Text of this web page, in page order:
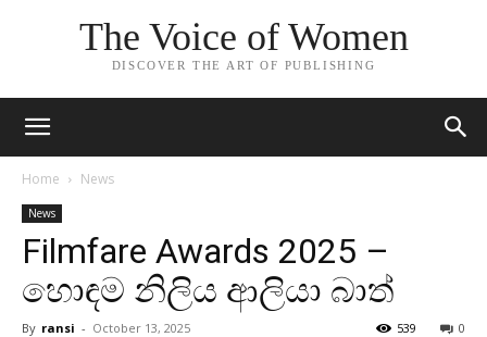
The Voice of Women
DISCOVER THE ART OF PUBLISHING
Home News
News
Filmfare Awards 2025 –
හොඳම නිලිය ආලියා බාත්
By ransi - October 13, 2025 0
539